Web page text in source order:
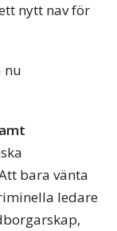
nytt nav för
nu
bara vänta
ledare